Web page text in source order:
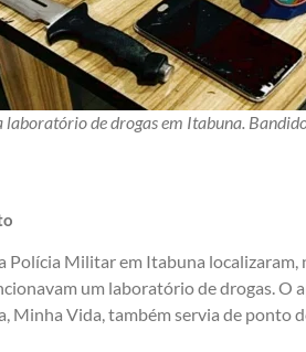
laboratório de drogas em Itabuna.
Polícia Militar em Itabuna localizaram,
um laboratório de drogas. O
Minha Vida, também servia de ponto